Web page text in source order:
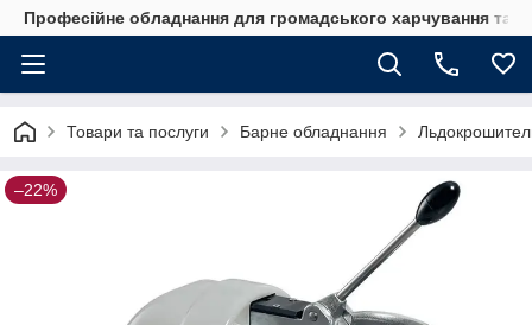
Професійне обладнання для громадського харчування та
Товари та послуги Барне обладнання
–22%